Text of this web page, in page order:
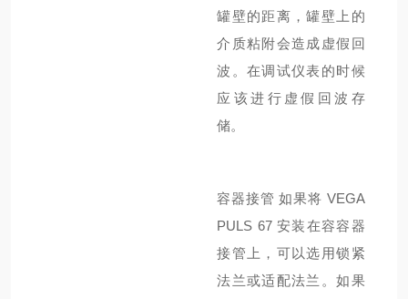
罐壁的距离，罐壁上的
介质粘附会造成虚假回
波。在调试仪表的时候
应该进行虚假回波存
储。
容器接管 如果将 VEGA
PULS 67 安装在容容器
接管上，可以选用锁紧
法兰或适配法兰。如果